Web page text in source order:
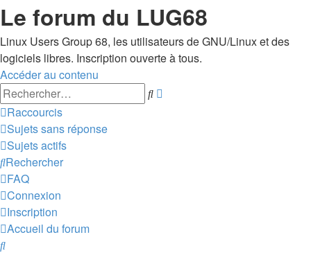
Le forum du LUG68
Linux Users Group 68, les utilisateurs de GNU/Linux et des
logiciels libres. Inscription ouverte à tous.
Accéder au contenu
Rechercher
Raccourcis
Sujets sans réponse
Sujets actifs
Rechercher
FAQ
Connexion
Inscription
Accueil du forum
Rechercher